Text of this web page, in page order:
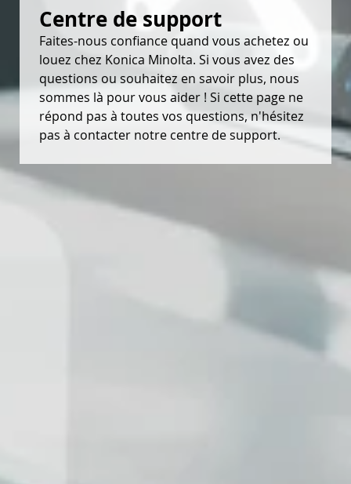
Centre de support
Faites-nous confiance quand vous achetez ou
louez chez Konica Minolta. Si vous avez des
questions ou souhaitez en savoir plus, nous
sommes là pour vous aider ! Si cette page ne
répond pas à toutes vos questions, n'hésitez
pas à contacter notre centre de support.